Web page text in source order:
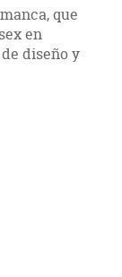
que
en
diseño y